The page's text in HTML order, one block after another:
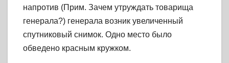
напротив (Прим. Зачем утруждать товарища
генерала?) генерала возник увеличенный
спутниковый снимок. Одно место было
обведено красным кружком.